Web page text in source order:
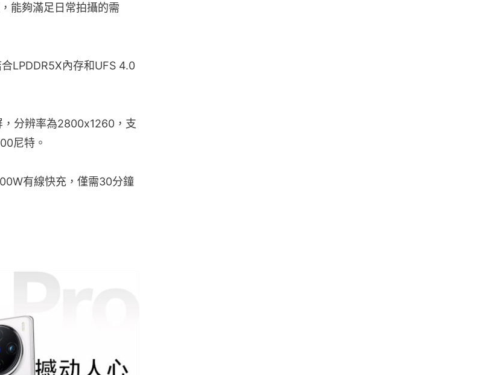
能夠滿足日常拍攝的需
LPDDR5X內存和UFS 4.0
分辨率為2800x1260，支
尼特。
有線快充，僅需30分鐘